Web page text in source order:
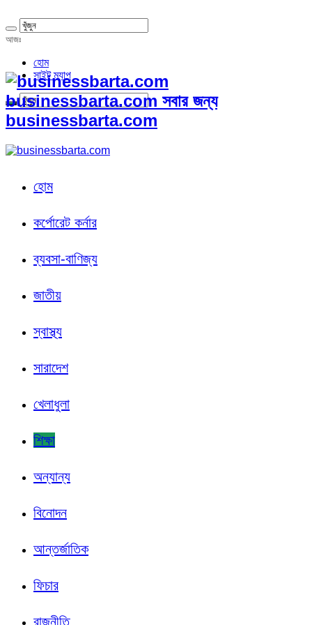
আজঃ
হোম
সাইট ম্যাপ
businessbarta.com সবার জন্য
businessbarta.com
হোম
কর্পোরেট কর্নার
ব্যবসা-বাণিজ্য
জাতীয়
স্বাস্থ্য
সারাদেশ
খেলাধুলা
শিক্ষা
অন্যান্য
বিনোদন
আন্তর্জাতিক
ফিচার
রাজনীতি